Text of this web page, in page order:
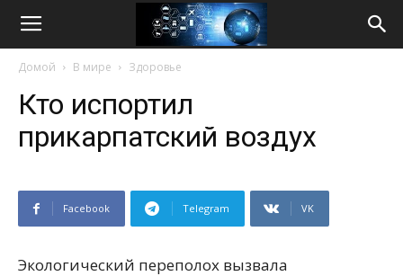
Life
Домой В мире Здоровье
Кто испортил
прикарпатский воздух
Facebook Telegram VK
Экологический переполох вызвала